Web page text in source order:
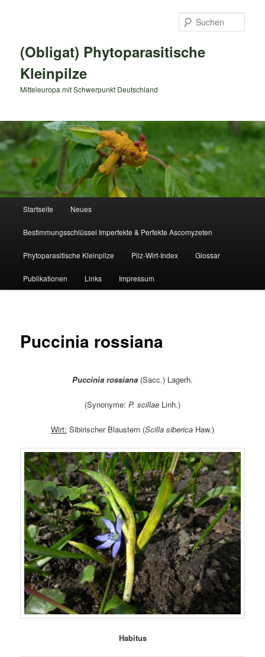
(Obligat) Phytoparasitische
Kleinpilze
Mitteleuropa mit Schwerpunkt Deutschland
Startseite Neues
Bestimmungsschlüssel Imperfekte & Perfekte Ascomyzeten
Phytoparasitische Kleinpilze Pilz-Wirt-Index Glossar
Publikationen Links Impressum
Puccinia rossiana
Puccinia rossiana (Sacc.) Lagerh.
(Synonyme: P. scillae Linh.)
Wirt: Sibirischer Blaustern (Scilla siberica Haw.)
Habitus